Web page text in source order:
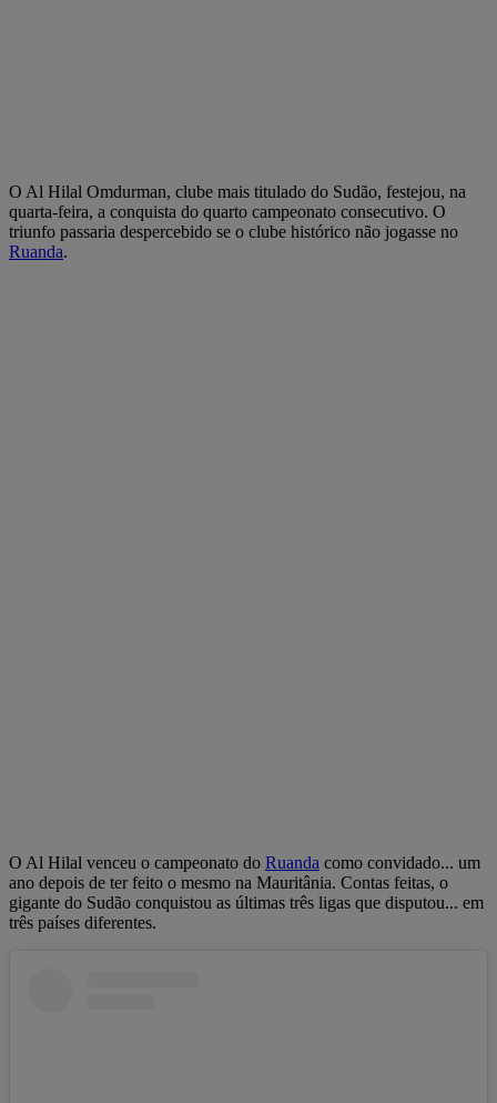
O Al Hilal Omdurman, clube mais titulado do Sudão, festejou, na
quarta-feira, a conquista do quarto campeonato consecutivo. O
triunfo passaria despercebido se o clube histórico não jogasse no
Ruanda.
O Al Hilal venceu o campeonato do Ruanda como convidado... um
ano depois de ter feito o mesmo na Mauritânia. Contas feitas, o
gigante do Sudão conquistou as últimas três ligas que disputou... em
três países diferentes.